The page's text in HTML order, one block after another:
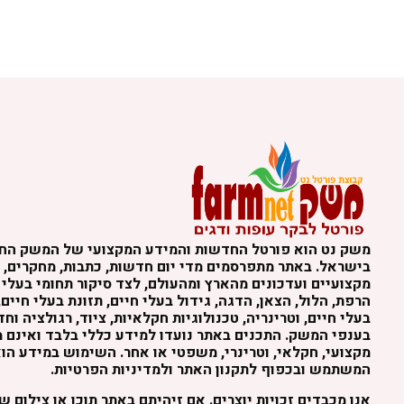
משק נט הוא פורטל החדשות והמידע המקצועי של המשק
בישראל. באתר מתפרסמים מדי יום חדשות, כתבות, מחקרים,
מקצועיים ועדכונים מהארץ ומהעולם, לצד סיקור תחומי
הרפת, הלול, הצאן, הדגה, גידול בעלי חיים, תזונת בעלי
בעלי חיים, וטרינריה, טכנולוגיות חקלאיות, ציוד, רגולציה
בענפי המשק. התכנים באתר נועדו למידע כללי בלבד ואינם
מקצועי, חקלאי, וטרינרי, משפטי או אחר. השימוש במידע
המשתמש ובכפוף לתקנון האתר ולמדיניות הפרטיות.